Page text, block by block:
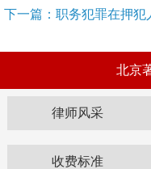
下一篇：职务犯罪在押犯
北京
律师风采
收费标准